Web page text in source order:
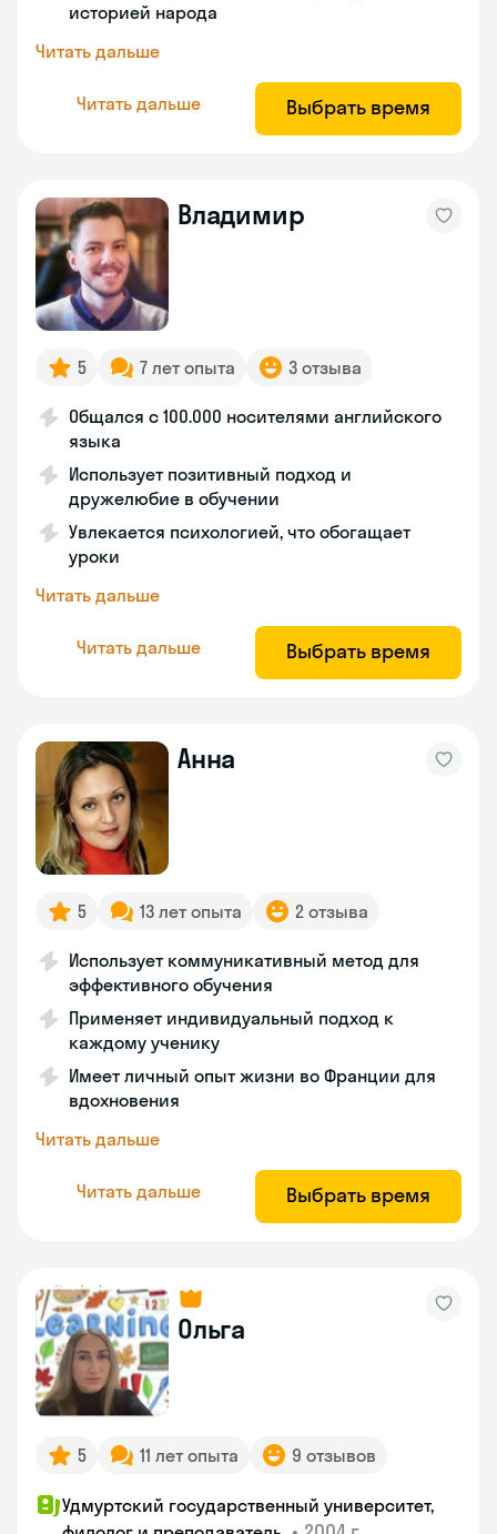
историей народа
Читать дальше
Читать дальше Выбрать время
Владимир
5 7 лет опыта 3 отзыва
Общался с 100.000 носителями английского
языка
Использует позитивный подход и
дружелюбие в обучении
Увлекается психологией, что обогащает
уроки
Читать дальше
Читать дальше Выбрать время
Анна
5 13 лет опыта 2 отзыва
Использует коммуникативный метод для
эффективного обучения
Применяет индивидуальный подход к
каждому ученику
Имеет личный опыт жизни во Франции для
вдохновения
Читать дальше
Читать дальше Выбрать время
Ольга
5 11 лет опыта 9 отзывов
Удмуртский государственный университет,